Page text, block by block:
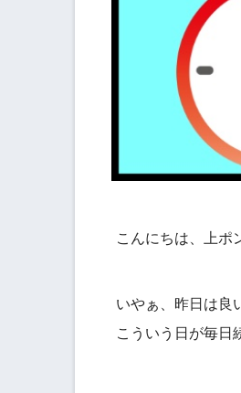
こんにちは、上ポ
いやぁ、昨日は良
こういう日が毎日